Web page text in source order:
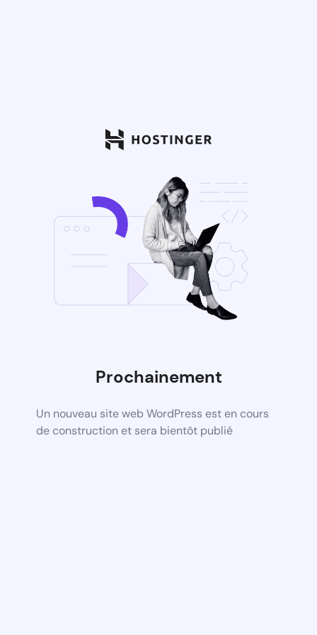
Prochainement
Un nouveau site web WordPress est en cours
de construction et sera bientôt publié